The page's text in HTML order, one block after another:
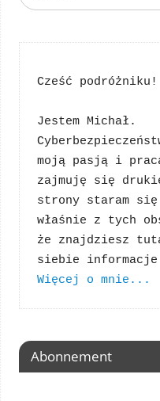
Cześć podróżniku!
Jestem Michał.
moją pasją i
zajmuję się
strony staram
właśnie z tych
że znajdziesz
Więcej o mnie...
Abonnement